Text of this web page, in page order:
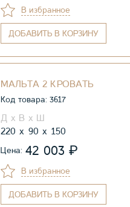
В избранное
ДОБАВИТЬ В КОРЗИНУ
МАЛЬТА 2 КРОВАТЬ
Код товара: 3617
220 90 150
Цена: 42 003 ₽
В избранное
ДОБАВИТЬ В КОРЗИНУ